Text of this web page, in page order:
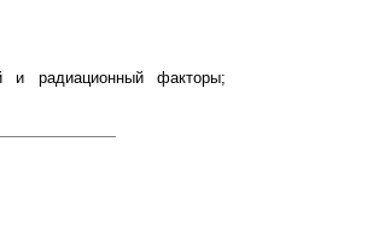
и радиационный факторы;